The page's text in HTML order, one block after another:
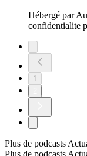
Hébergé par
confidentialite
1
Plus de podcasts